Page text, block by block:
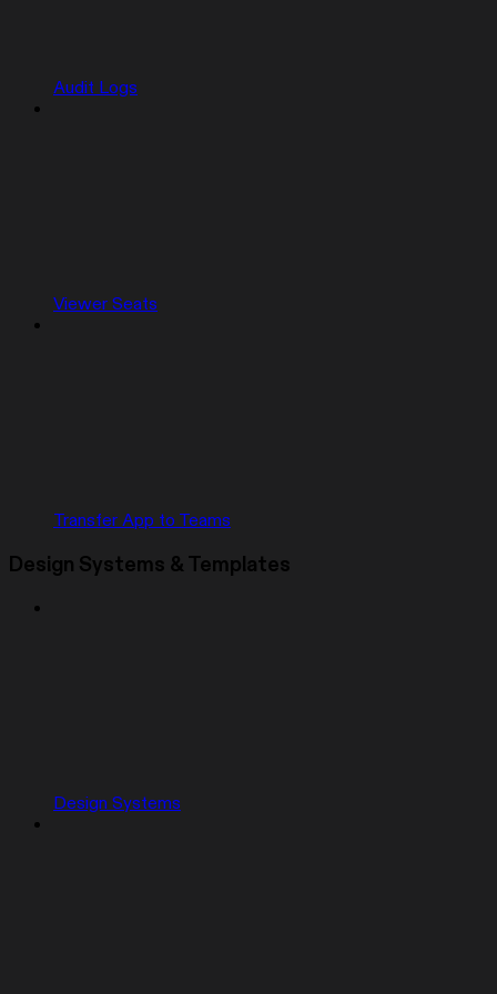
Audit Logs
Viewer Seats
Transfer App to Teams
Design Systems & Templates
Design Systems